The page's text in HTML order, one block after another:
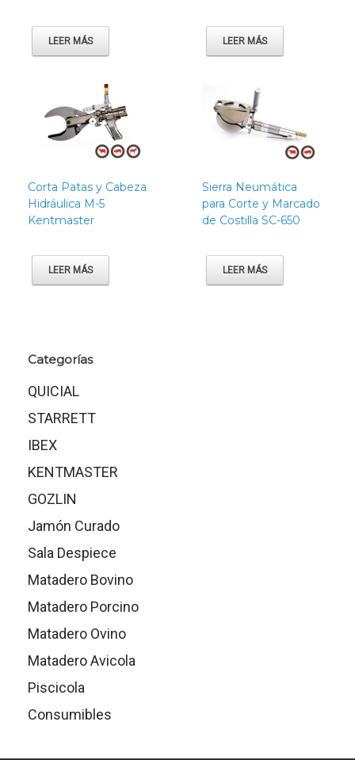
LEER MÁS LEER MÁS
Corta Patas y Cabeza
Hidráulica M-5
Kentmaster
LEER MÁS
Sierra Neumática
para Corte y Marcado
de Costilla SC-650
LEER MÁS
Categorías
QUICIAL
STARRETT
IBEX
KENTMASTER
GOZLIN
Jamón Curado
Sala Despiece
Matadero Bovino
Matadero Porcino
Matadero Ovino
Matadero Avicola
Piscicola
Consumibles